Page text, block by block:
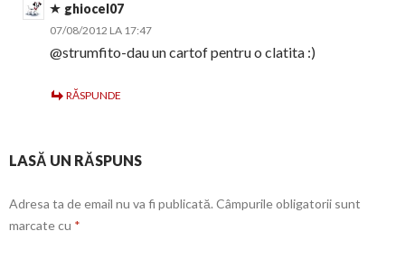
ghiocel07
07/08/2012 LA 17:47
@strumfito-dau un cartof pentru o clatita :)
RĂSPUNDE
LASĂ UN RĂSPUNS
Adresa ta de email nu va fi publicată. Câmpurile obligatorii sunt
marcate cu *